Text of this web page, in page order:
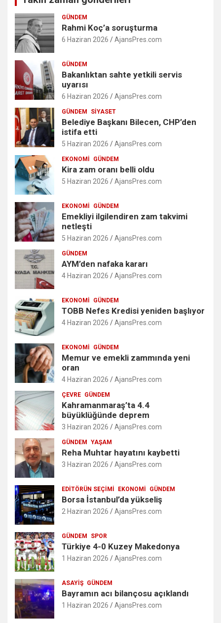
GÜNDEM
Rahmi Koç’a soruşturma
6 Haziran 2026 AjansPres.com
GÜNDEM
Bakanlıktan sahte yetkili servis
uyarısı
6 Haziran 2026 AjansPres.com
GÜNDEM SIYASET
Belediye Başkanı Bilecen, CHP’den
istifa etti
5 Haziran 2026 AjansPres.com
EKONOMI GÜNDEM
Kira zam oranı belli oldu
5 Haziran 2026 AjansPres.com
EKONOMI GÜNDEM
Emekliyi ilgilendiren zam takvimi
netleşti
5 Haziran 2026 AjansPres.com
GÜNDEM
AYM’den nafaka kararı
4 Haziran 2026 AjansPres.com
EKONOMI GÜNDEM
TOBB Nefes Kredisi yeniden başlıyor
4 Haziran 2026 AjansPres.com
EKONOMI GÜNDEM
Memur ve emekli zammında yeni
oran
4 Haziran 2026 AjansPres.com
ÇEVRE GÜNDEM
Kahramanmaraş’ta 4.4
büyüklüğünde deprem
3 Haziran 2026 AjansPres.com
GÜNDEM YAŞAM
Reha Muhtar hayatını kaybetti
3 Haziran 2026 AjansPres.com
EDITÖRÜN SEÇIMI EKONOMI GÜNDEM
Borsa İstanbul’da yükseliş
2 Haziran 2026 AjansPres.com
GÜNDEM SPOR
Türkiye 4-0 Kuzey Makedonya
1 Haziran 2026 AjansPres.com
ASAYIŞ GÜNDEM
Bayramın acı bilançosu açıklandı
1 Haziran 2026 AjansPres.com